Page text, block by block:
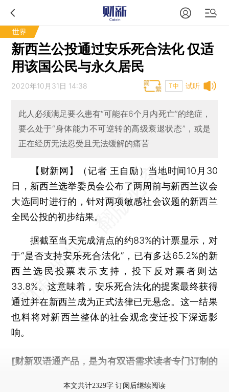
世界
新西兰公投通过安乐死合法化 仅适
用该国公民与永久居民
试听
2020年10月31日 14:38 T中
此人必须满足要么患有“可能在6个月内死亡”的绝症，
要么处于“身体能力不可逆转的高级衰退状态”，或是
正在经历无法忍受且无法缓解的痛苦
【财新网】（记者 王自励） 当地时间10月30
日，新西兰选举委员会公布了两周前与新西兰议会
大选同时进行的，针对两项敏感社会议题的新西兰
全民公投的初步结果。
据截至当天完成清点的约83%的计票显示，对
于“是否支持安乐死合法化”，已有多达65.2%的新
西兰选民投票表示支持，投下反对票者则达
33.8%。这意味着，安乐死合法化的提案最终获得
通过并在新西兰成为正式法律已无悬念。这一结果
也料将对新西兰整体的社会观念变迁投下深远影
响。
[财新双语通产品，是为有双语需求读者专门订制的
本文共计2329字 订阅后继续阅读